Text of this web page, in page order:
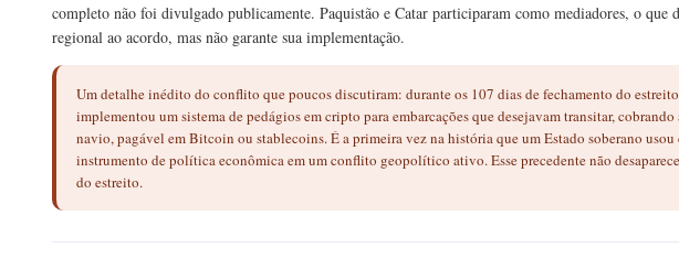
completo não foi divulgado publicamente. Paquistão e Catar participaram como mediadores, o que
regional ao acordo, mas não garante sua implementação.
Um detalhe inédito do conflito que poucos discutiram: durante os 107 dias de fechamento do
implementou um sistema de pedágios em cripto para embarcações que desejavam transitar,
navio, pagável em Bitcoin ou stablecoins. É a primeira vez na história que um Estado soberano
instrumento de política econômica em um conflito geopolítico ativo. Esse precedente não
do estreito.